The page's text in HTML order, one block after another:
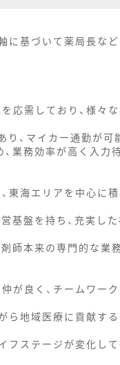
に基づいて薬局長な
需しており、様々
、マイカー通勤が可
務効率が高く入力
海エリアを中心に
盤を持ち、充実し
師本来の専門的な業
が良く、チームワー
地域医療に貢献す
ステージが変化し